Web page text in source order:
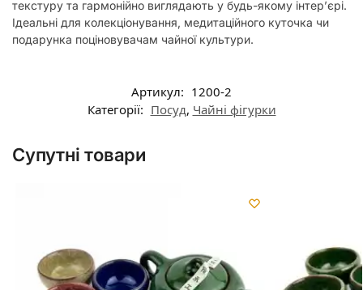
текстуру та гармонійно виглядають у будь-якому інтер’єрі.
Ідеальні для колекціонування, медитаційного куточка чи
подарунка поціновувачам чайної культури.
Артикул: 1200-2
Категорії: Посуд, Чайні фігурки
Супутні товари